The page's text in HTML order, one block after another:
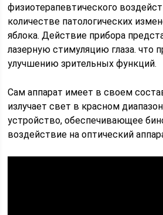
физиотерапевтического
количестве патологических
яблока. Действие прибора
лазерную стимуляцию глаза. что
улучшению зрительных функций.
Сам аппарат имеет в своем
излучает свет в красном
устройство, обеспечивающее
воздействие на оптический